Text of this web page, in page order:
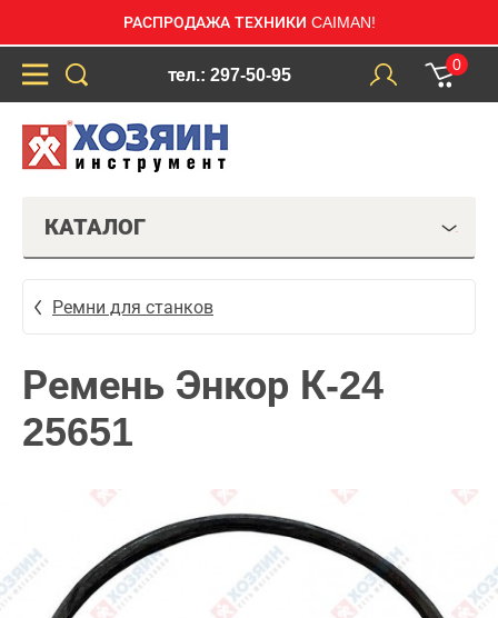
РАСПРОДАЖА ТЕХНИКИ CAIMAN!
тел.: 297-50-95
0
КАТАЛОГ
Ремни для станков
Ремень Энкор К-24
25651